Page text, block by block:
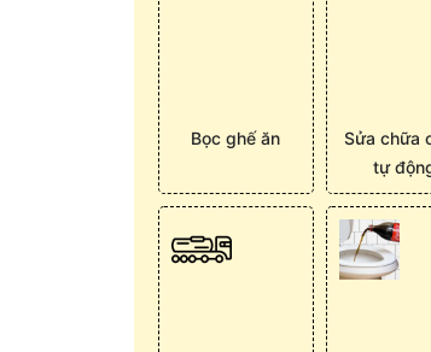
Bọc ghế ăn
Sửa chữa
tự